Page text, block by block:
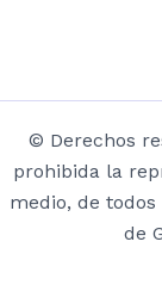
© Derechos
prohibida la
medio, de
de